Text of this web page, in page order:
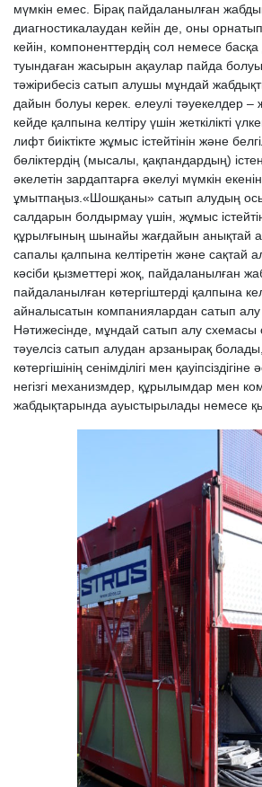
мүмкін емес. Бірақ пайдаланылған
диагностикалаудан кейін де, оны
кейін, компоненттердің сол немесе
туындаған жасырын ақаулар пайда
тәжірибесіз сатып алушы мұндай
дайын болуы керек. елеулі тәуекелдер –
кейде қалпына келтіру үшін жеткілікті
лифт биіктікте жұмыс істейтінін және
бөліктердің (мысалы, қақпандардың)
әкелетін зардаптарға әкелуі мүмкін екенін
ұмытпаңыз.«Шошқаны» сатып алудың
салдарын болдырмау үшін, жұмыс
құрылғының шынайы жағдайын анықтай
сапалы қалпына келтіретін және сақтай
кәсіби қызметтері жоқ, пайдаланылған
пайдаланылған көтергіштерді қалпына
айналысатын компаниялардан сатып
Нәтижесінде, мұндай сатып алу схемасы
тәуелсіз сатып алудан арзанырақ болады,
көтергішінің сенімділігі мен
негізгі механизмдер, құрылымдар мен
жабдықтарында ауыстырылады немесе